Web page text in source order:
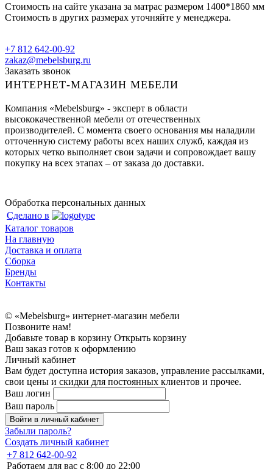
Стоимость на сайте указана за матрас размером 1400*1860 мм
Стоимость в других размерах уточняйте у менеджера.
+7 812 642-00-92
zakaz@mebelsburg.ru
Заказать звонок
ИНТЕРНЕТ-МАГАЗИН МЕБЕЛИ
Компания «Mebelsburg» - эксперт в области
высококачественной мебели от отечественных
производителей. С момента своего основания мы наладили
отточенную систему работы всех наших служб, каждая из
которых четко выполняет свои задачи и сопровождает вашу
покупку на всех этапах – от заказа до доставки.
Обработка персональных данных
Сделано в
Каталог товаров
На главную
Доставка и оплата
Сборка
Бренды
Контакты
© «Mebelsburg» интернет-магазин мебели
Позвоните нам!
Добавьте товар в корзину Открыть корзину
Ваш заказ готов к оформлению
Личный кабинет
Вам будет доступна история заказов, управление рассылками,
свои цены и скидки для постоянных клиентов и прочее.
Ваш логин
Ваш пароль
Войти в личный кабинет
Забыли пароль?
Создать личный кабинет
+7 812 642-00-92
Работаем для вас с 8:00 до 22:00